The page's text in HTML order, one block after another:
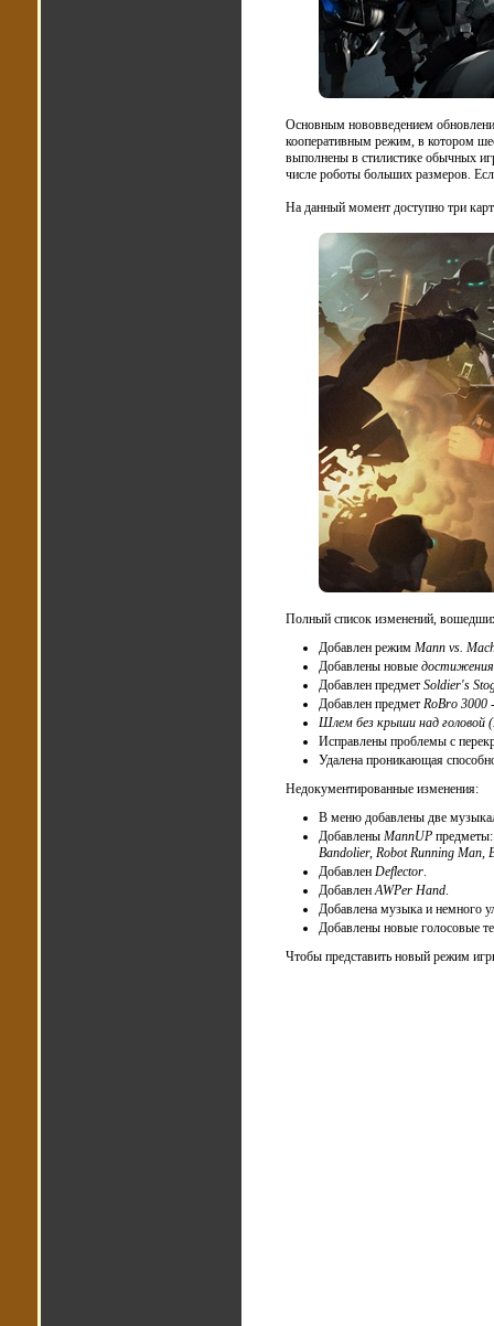
Основным нововведением
кооперативным режим, в котором
выполнены в стилистике обычных
числе роботы больших размеров.
На данный момент доступно три
Полный список изменений,
Добавлен режим Mann vs.
Добавлены новые достижения
Добавлен предмет Soldier's
Добавлен предмет RoBro 3000
Шлем без крыши над головой
Исправлены проблемы с
Удалена проникающая
Недокументированные изменения:
В меню добавлены две
Добавлены MannUP
Bandolier, Robot Running Man,
Добавлен Deflector.
ДобавленAWPer Hand.
Добавлена музыка и немного
Добавлены новые голосовые
Чтобы представить новый режим